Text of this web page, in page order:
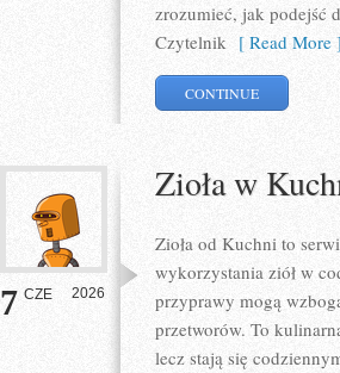
zrozumieć, jak podejść
Czytelnik [ Read More ]
CONTINUE
7 CZE 2026
Zioła w
Zioła od Kuchni to
wykorzystania ziół w
przyprawy mogą
przetworów. To
lecz stają się